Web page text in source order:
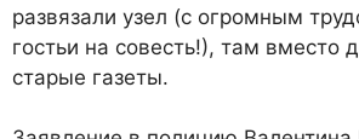
развязали узел (с огромным
гостьи на совесть!), там вместо
старые газеты.